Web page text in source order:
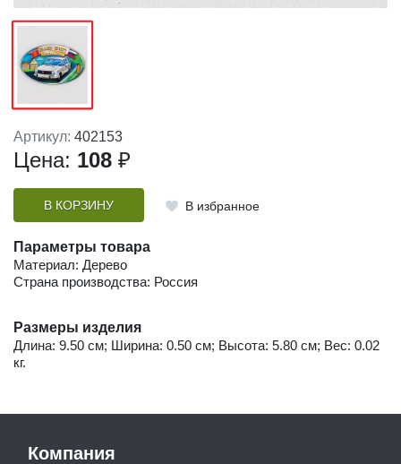
Артикул: 402153
Цена: 108 ₽
В КОРЗИНУ В избранное
Параметры товара
Материал: Дерево
Страна производства: Россия
Размеры изделия
Длина: 9.50 см; Ширина: 0.50 см; Высота: 5.80 см; Вес: 0.02
кг.
Компания